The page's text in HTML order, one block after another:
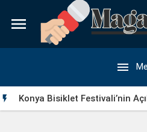


 Konya Bisiklet Festivali’nin